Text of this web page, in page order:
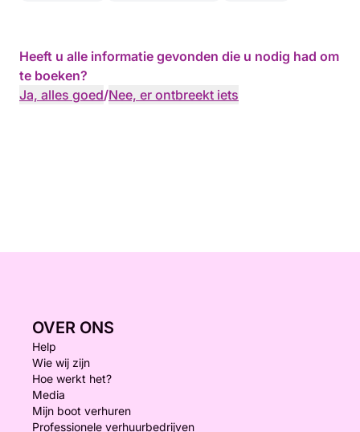
Heeft u alle informatie gevonden die u nodig had om
te boeken?
Ja, alles goed/Nee, er ontbreekt iets
OVER ONS
Help
Wie wij zijn
Hoe werkt het?
Media
Mijn boot verhuren
Professionele verhuurbedrijven